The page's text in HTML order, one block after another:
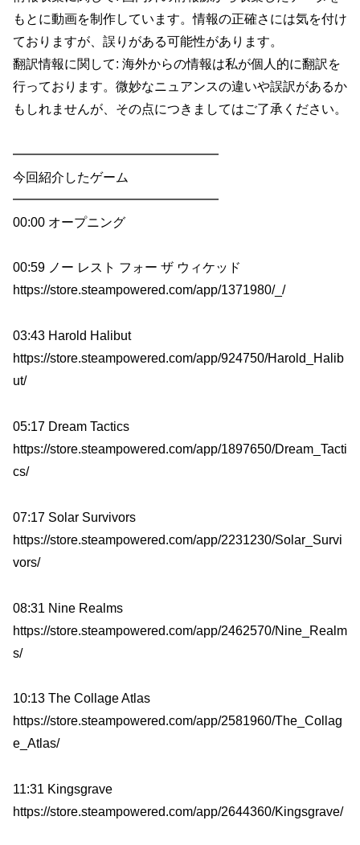
もとに動画を制作しています。情報の正確さには気を付け
ておりますが、誤りがある可能性があります。
翻訳情報に関して: 海外からの情報は私が個人的に翻訳を
行っております。微妙なニュアンスの違いや誤訳があるか
もしれませんが、その点につきましてはご了承ください。
━━━━━━━━━━━━━━━━
今回紹介したゲーム
━━━━━━━━━━━━━━━━
00:00 オープニング
00:59 ノー レスト フォー ザ ウィケッド
https://store.steampowered.com/app/1371980/_/
03:43 Harold Halibut
https://store.steampowered.com/app/924750/Harold_Halib
ut/
05:17 Dream Tactics
https://store.steampowered.com/app/1897650/Dream_Tacti
cs/
07:17 Solar Survivors
https://store.steampowered.com/app/2231230/Solar_Survi
vors/
08:31 Nine Realms
https://store.steampowered.com/app/2462570/Nine_Realm
s/
10:13 The Collage Atlas
https://store.steampowered.com/app/2581960/The_Collag
e_Atlas/
11:31 Kingsgrave
https://store.steampowered.com/app/2644360/Kingsgrave/